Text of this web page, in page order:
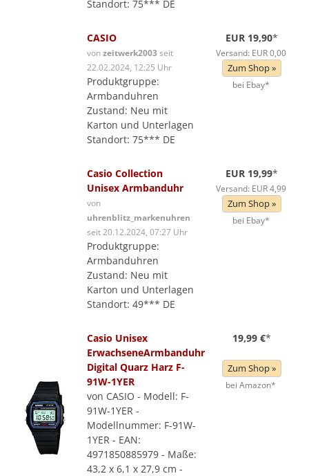
Standort: 75*** DE
CASIO
vonzeitwerk2003seit
22.02.2024, 12:25 Uhr
Produktgruppe:
Armbanduhren
Zustand: Neu mit
Karton und Unterlagen
Standort: 75*** DE
EUR 19,90*
Versand: EUR 0,00
Zum Shop »
bei Ebay*
Casio Collection
Unisex Armbanduhr
von
uhrenblitz_markenuhren
seit 20.12.2024, 07:27 Uhr
Produktgruppe:
Armbanduhren
Zustand: Neu mit
Karton und Unterlagen
Standort: 49*** DE
EUR 19,99*
Versand: EUR 4,99
Zum Shop »
bei Ebay*
Casio Unisex
ErwachseneArmbanduhr
Digital Quarz Harz F-
91W-1YER
von CASIO - Modell: F-
91W-1YER -
Modellnummer: F-91W-
1YER - EAN:
4971850885979 - Maße:
43,2 x 6,1 x 27,9 cm -
19,99 €*
Zum Shop »
bei Amazon*